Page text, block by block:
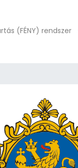
(FÉNY) rendszer